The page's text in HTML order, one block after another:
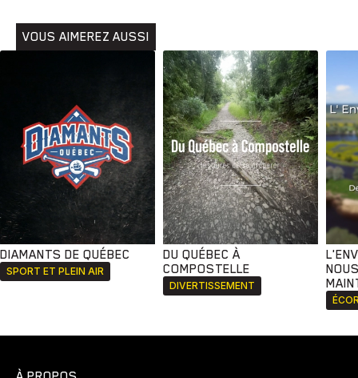
VOUS AIMEREZ AUSSI
DIAMANTS DE QUÉBEC
SPORT ET PLEIN AIR
DU QUÉBEC À
COMPOSTELLE
DIVERTISSEMENT